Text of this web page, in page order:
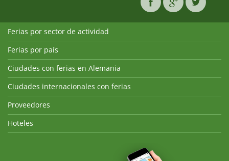
Ferias por sector de actividad
Ferias por país
Ciudades con ferias en Alemania
Ciudades internacionales con ferias
Proveedores
Hoteles